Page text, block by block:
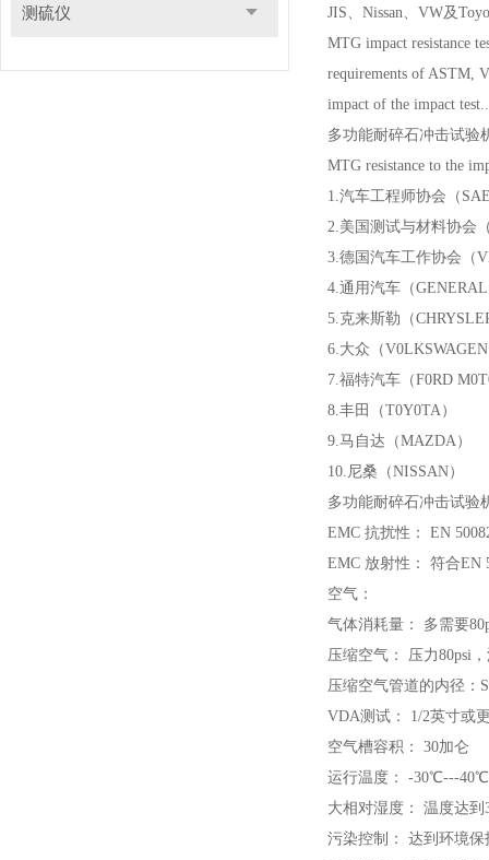
测硫仪
JIS、Nissan、VW及
MTG impact resistance
requirements of ASTM,
impact of the impact test..
多功能耐碎石冲击试验
MTG resistance to the
1.汽车工程师协会（
2.美国测试与材料协会
3.德国汽车工作协会（
4.通用汽车（GENERAL
5.克来斯勒（
6.大众（
7.福特汽车（F0RD
8.丰田（T0Y0TA）
9.马自达（MAZDA）
10.尼桑（NISSAN）
多功能耐碎石冲击试验
EMC 抗扰性： EN
EMC 放射性： 符合EN
空气：
气体消耗量： 多需要
压缩空气： 压力80psi
压缩空气管道的内径：
VDA测试： 1/2英寸或
空气槽容积： 30加仑
运行温度： -30℃---40℃
大相对湿度： 温度达
污染控制： 达到环境保